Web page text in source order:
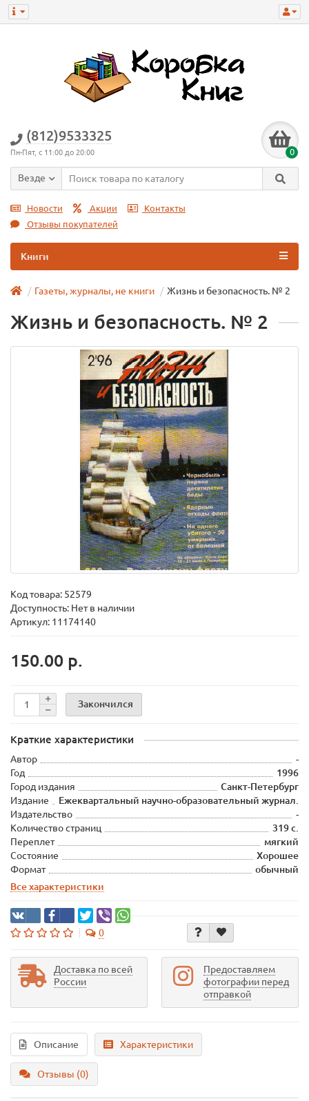
(812)9533325
Пн-Пят, с 11:00 до 20:00 0
Везде
Новости Акции
Контакты
Отзывы покупателей
Книги
Газеты, журналы, не книги Жизнь и безопасность. № 2
Жизнь и безопасность. № 2
Код товара: 52579
Доступность: Нет в наличии
Артикул: 11174140
150.00 р.
Закончился
Краткие характеристики
Автор
-
Год
1996
Город издания
Санкт-Петербург
Издание
Ежеквартальный научно-образовательный журнал.
Издательство
-
Количество страниц
319 с.
Переплет
мягкий
Состояние
Хорошее
Формат
обычный
Все характеристики
0
Доставка по всей
России
Предоставляем
фотографии перед
отправкой
Описание Характеристики
Отзывы (0)